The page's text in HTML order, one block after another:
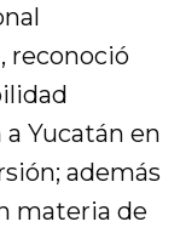
reconoció
Yucatán en
además
materia de